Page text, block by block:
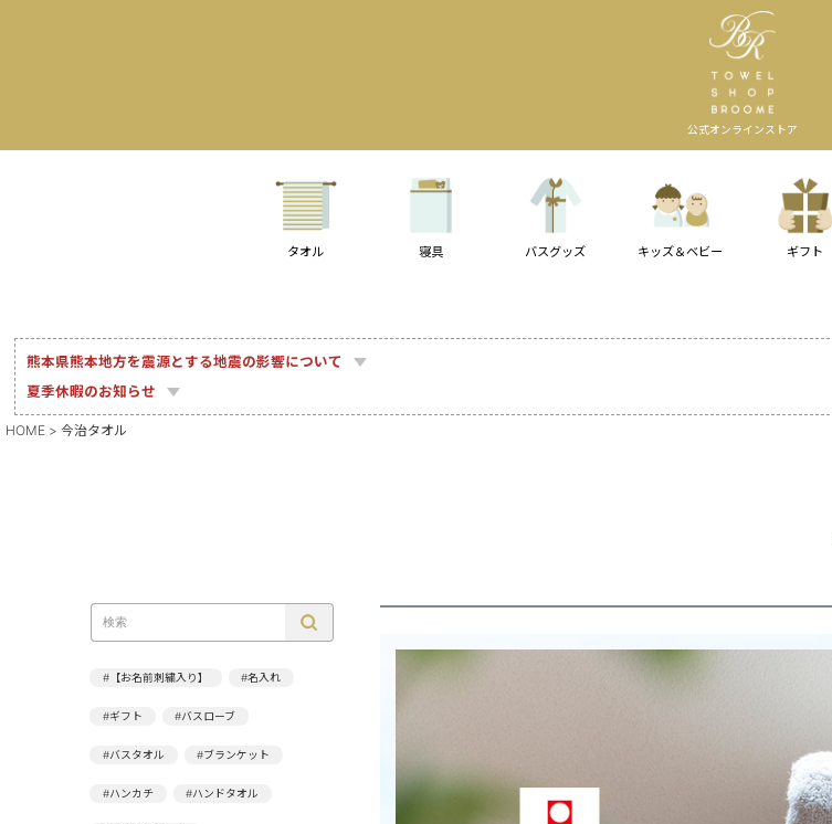
公式オンラインストア
タオル 寝具 バスグッズ キッズ＆ベビー ギフト
熊本県熊本地方を震源とする地震の影響について
夏季休暇のお知らせ
HOME 今治タオル
#【お名前刺繍入り】 #名入れ
#ギフト #バスローブ
#バスタオル #ブランケット
#ハンカチ #ハンドタオル